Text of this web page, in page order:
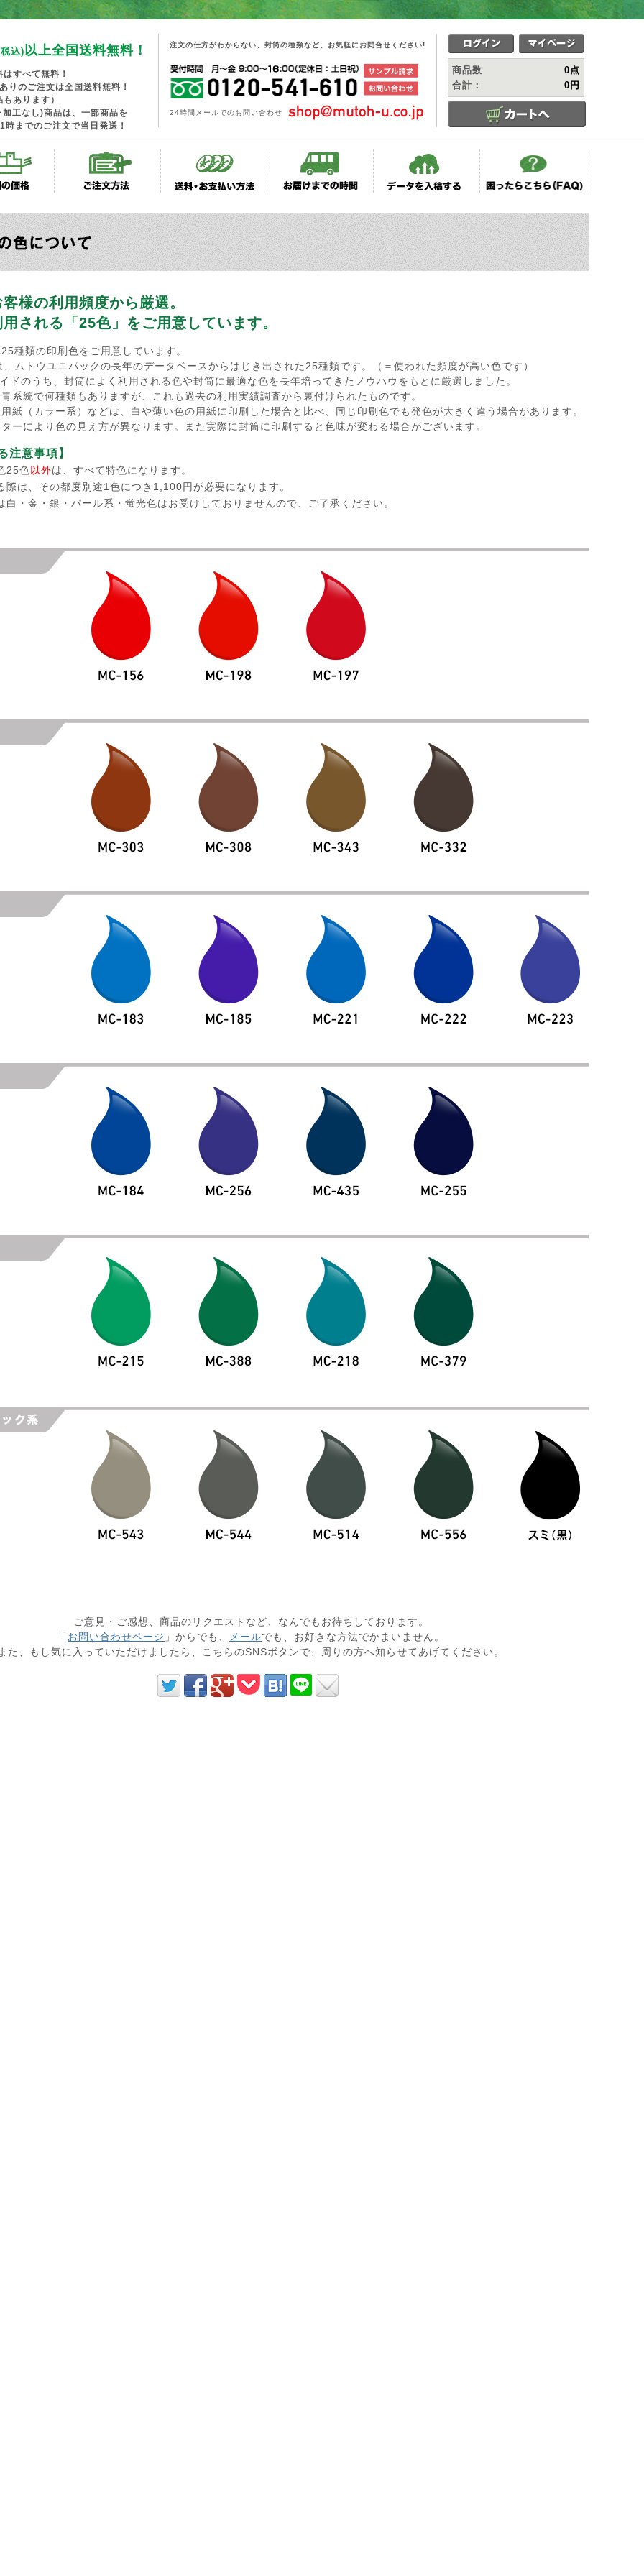
込)以上全国送料無料！
すべて無料！
りのご注文は全国送料無料！
あります）
工なし)商品は、一部商品を
までのご注文で当日発送！
注文の仕方がわからない、封筒の種類など、お気軽にお問合せください!
24時間メールでのお問い合わせ
商品数
0点
合計：
0円
様の利用頻度から厳選。
される「25色」をご用意しています。
種類の印刷色をご用意しています。
ムトウユニパックの長年のデータベースからはじき出された25種類です。（＝使われた頻度が高い色です）
ドのうち、封筒によく利用される色や封筒に最適な色を長年培ってきたノウハウをもとに厳選しました。
系統で何種類もありますが、これも過去の利用実績調査から裏付けられたものです。
紙（カラー系）などは、白や薄い色の用紙に印刷した場合と比べ、同じ印刷色でも発色が大きく違う場合があります。
ーにより色の見え方が異なります。また実際に封筒に印刷すると色味が変わる場合がございます。
注意事項】
25色以外は、すべて特色になります。
際は、その都度別途1色につき1,100円が必要になります。
白・金・銀・パール系・蛍光色はお受けしておりませんので、ご了承ください。
ご意見・ご感想、商品のリクエストなど、なんでもお待ちしております。
「 お問い合わせページ 」からでも、 メールでも、お好きな方法でかまいません。
た、もし気に入っていただけましたら、こちらのSNSボタンで、周りの方へ知らせてあげてください。